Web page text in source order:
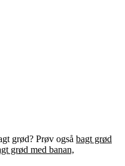
grød? Prøv også bagt grød
grød med banan,